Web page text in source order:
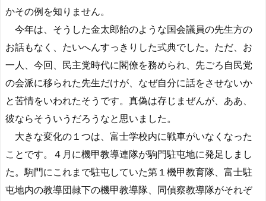
かその例を知りません。
今年は、そうした金太郎飴のような国会議員の先生方の
お話もなく、たいへんすっきりした式典でした。ただ、お
一人、今回、民主党時代に閣僚を務められ、先ごろ自民党
の会派に移られた先生だけが、なぜ自分に話をさせないか
と苦情をいわれたそうです。真偽は存じまぜんが、ああ、
彼ならそういうだろうなと思いました。
大きな変化の１つは、富士学校内に戦車がいなくなった
ことです。４月に機甲教導連隊が駒門駐屯地に発足しまし
た。駒門にこれまで駐屯していた第１機甲教育隊、富士駐
屯地内の教導団隷下の機甲教導隊、同偵察教導隊がそれぞ